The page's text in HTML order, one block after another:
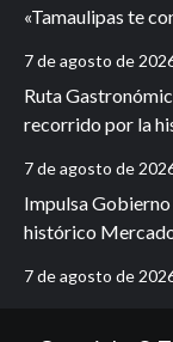
«Tamaulipas te
7 de agosto de
Ruta
recorrido por la
7 de agosto de
Impulsa
histórico
7 de agosto de